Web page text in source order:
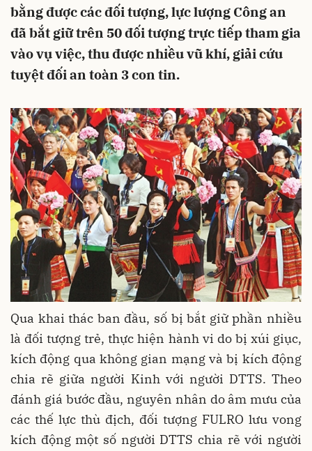
bằng được các đối tượng, lực lượng Công an
đã bắt giữ trên 50 đối tượng trực tiếp tham gia
vào vụ việc, thu được nhiều vũ khí, giải cứu
tuyệt đối an toàn 3 con tin.
Qua khai thác ban đầu, số bị bắt giữ phần nhiều
là đối tượng trẻ, thực hiện hành vi do bị xúi giục,
kích động qua không gian mạng và bị kích động
chia rẽ giữa người Kinh với người DTTS. Theo
đánh giá bước đầu, nguyên nhân do âm mưu của
các thế lực thù địch, đối tượng FULRO lưu vong
kích động một số người DTTS chia rẽ với người